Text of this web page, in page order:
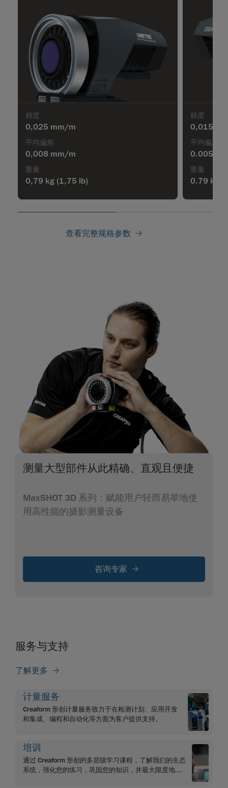
精度
0,025 mm/m
平均偏差
0,008 mm/m
重量
0,79 kg (1,75 lb)
精度
0,015
平均偏差
0.005
重量
0.79 kg
查看完整规格参数
测量大型部件从此精确、直观且便捷
MaxSHOT 3D 系列：赋能用户轻而易举地使
用高性能的摄影测量设备
咨询专家
服务与支持
了解更多
计量服务
Creaform 形创计量服务致力于在检测计划、应用开发
和集成、编程和自动化等方面为客户提供支持。
培训
通过 Creaform 形创的多层级学习课程，了解我们的生态
系统，强化您的练习，巩固您的知识，并最大限度地提